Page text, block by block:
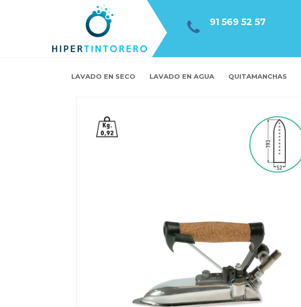
91 569 52 57
LAVADO EN SECO LAVADO EN AGUA QUITAMANCHAS